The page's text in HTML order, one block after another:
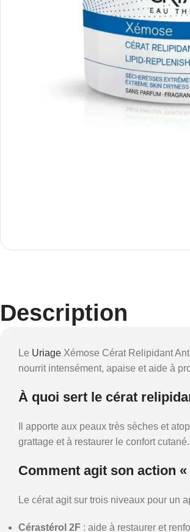
Description
Le Uriage Xémose Cérat Relipidant
nourrit intensément, apaise et aide à
À quoi sert le cérat
Il apporte aux peaux très sèches et
grattage et à restaurer le confort
Comment agit son action
Le cérat agit sur trois niveaux pour un
Cérastérol 2F : aide à restaurer et